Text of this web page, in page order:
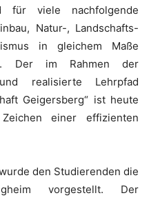
für viele nachfolgende
Natur-, Landschafts-
in gleichem Maße
Der im Rahmen der
realisierte Lehrpfad
Geigersberg“ ist heute
einer effizienten
den Studierenden die
vorgestellt. Der